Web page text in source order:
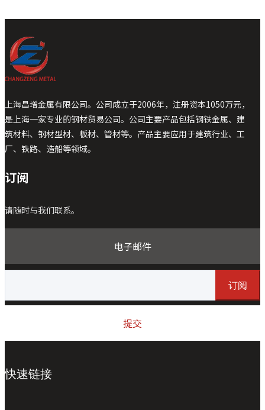
上海昌增金属有限公司。公司成立于2006年，注册资本1050万元，
是上海一家专业的钢材贸易公司。公司主要产品包括钢铁金属、建
筑材料、钢材型材、板材、管材等。产品主要应用于建筑行业、工
厂、铁路、造船等领域。
订阅
请随时与我们联系。
电子邮件
订阅
提交
快速链接